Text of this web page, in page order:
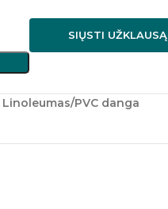
SIŲSTI UŽKLAUSĄ
Linoleumas/PVC danga